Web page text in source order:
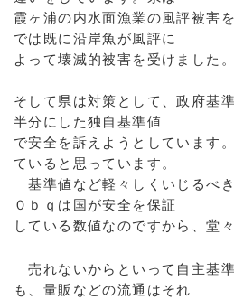
霞ヶ浦の内水面漁業の風評被害
では既に沿岸魚が風評に
よって壊滅的被害を受けました。
そして県は対策として、政府基
半分にした独自基準値
で安全を訴えようとしています
ていると思っています。
基準値など軽々しくいじるべ
０ｂｑは国が安全を保証
している数値なのですから、堂
売れないからといって自主基
も、量販などの流通はそれ